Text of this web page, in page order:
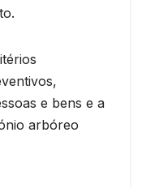
e bens e a
arbóreo